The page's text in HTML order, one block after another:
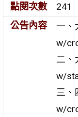
點閱次數
241
公告內容
一、
w/
二、
w/
三、
w/